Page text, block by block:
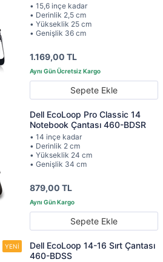
• 15,6 inçe kadar
• Derinlik 2,5 cm
• Yükseklik 25 cm
• Genişlik 36 cm
1.169,00 TL
Sepete Ekle
Dell EcoLoop Pro Classic 14
Notebook Çantası 460-BDSR
• 14 inçe kadar
• Derinlik 2 cm
• Yükseklik 24 cm
• Genişlik 34 cm
879,00 TL
Sepete Ekle
Dell EcoLoop 14-16 Sırt Çantası
460-BDSS